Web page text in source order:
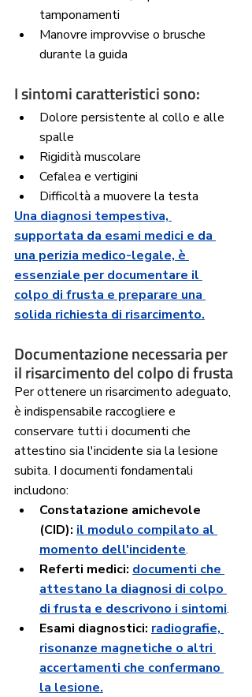
tamponamenti
Manovre improvvise o brusche
durante la guida
I sintomi caratteristici sono:
Dolore persistente al collo e alle
spalle
Rigidità muscolare
Cefalea e vertigini
Difficoltà a muovere la testa
Una diagnosi tempestiva,
supportata da esami medici e da
una perizia medico-legale, è
essenziale per documentare il
colpo di frusta e preparare una
solida richiesta di risarcimento.
Documentazione necessaria per
il risarcimento del colpo di frusta
Per ottenere un risarcimento adeguato,
è indispensabile raccogliere e
conservare tutti i documenti che
attestino sia l'incidente sia la lesione
subita. I documenti fondamentali
includono:
Constatazione amichevole
(CID): il modulo compilato al
momento dell'incidente.
Referti medici: documenti che
attestano la diagnosi di colpo
di frusta e descrivono i sintomi.
Esami diagnostici: radiografie,
risonanze magnetiche o altri
accertamenti che confermano
la lesione.